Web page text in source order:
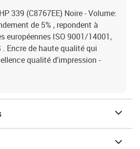
339 (C8767EE) Noire - Volume:
de 5% , repondent à
européennes ISO 9001/14001,
. Encre de haute qualité qui
qualité d'impression -